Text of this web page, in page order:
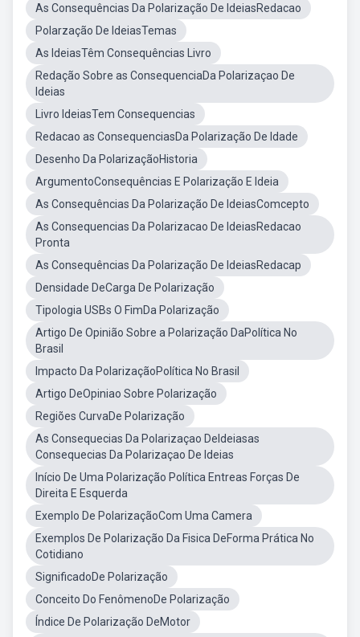
As Consequências Da Polarização De IdeiasRedacao
Polarzação De IdeiasTemas
As IdeiasTêm Consequências Livro
Redação Sobre as ConsequenciaDa Polarizaçao De
Ideias
Livro IdeiasTem Consequencias
Redacao as ConsequenciasDa Polarização De Idade
Desenho Da PolarizaçãoHistoria
ArgumentoConsequências E Polarização E Ideia
As Consequências Da Polarização De IdeiasComcepto
As Consequencias Da Polarizacao De IdeiasRedacao
Pronta
As Consequências Da Polarização De IdeiasRedacap
Densidade DeCarga De Polarização
Tipologia USBs O FimDa Polarização
Artigo De Opinião Sobre a Polarização DaPolítica No
Brasil
Impacto Da PolarizaçãoPolítica No Brasil
Artigo DeOpiniao Sobre Polarização
Regiões CurvaDe Polarização
As Consequecias Da Polarizaçao DeIdeiasas
Consequecias Da Polarizaçao De Ideias
Início De Uma Polarização Política Entreas Forças De
Direita E Esquerda
Exemplo De PolarizaçãoCom Uma Camera
Exemplos De Polarização Da Fisica DeForma Prática No
Cotidiano
SignificadoDe Polarização
Conceito Do FenômenoDe Polarização
Índice De Polarização DeMotor